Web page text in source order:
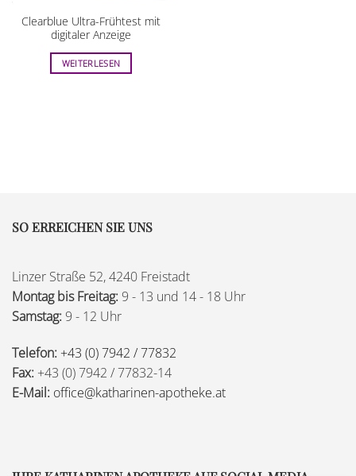
Clearblue Ultra-Frühtest mit
digitaler Anzeige
WEITERLESEN
SO ERREICHEN SIE UNS
Linzer Straße 52, 4240 Freistadt
Montag bis Freitag: 9 - 13 und 14 - 18 Uhr
Samstag: 9 - 12 Uhr
Telefon: +43 (0) 7942 / 77832
Fax: +43 (0) 7942 / 77832-14
E-Mail: office@katharinen-apotheke.at